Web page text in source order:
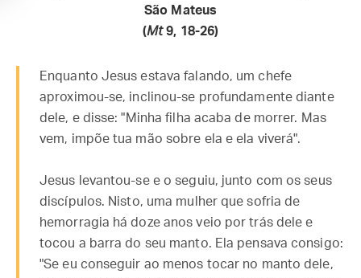
São Mateus
(Mt9, 18-26)
Enquanto Jesus estava falando, um chefe
aproximou-se, inclinou-se profundamente diante
dele, e disse: "Minha filha acaba de morrer. Mas
vem, impõe tua mão sobre ela e ela viverá".
Jesus levantou-se e o seguiu, junto com os seus
discípulos. Nisto, uma mulher que sofria de
hemorragia há doze anos veio por trás dele e
tocou a barra do seu manto. Ela pensava consigo:
"Se eu conseguir ao menos tocar no manto dele,